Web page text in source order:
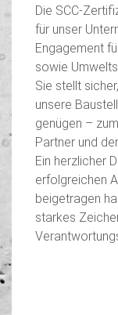
Die SCC-
für unser
Engagement
sowie
Sie stellt
unsere
genügen –
Partner und
Ein herzlicher
erfolgreichen
beigetragen
starkes